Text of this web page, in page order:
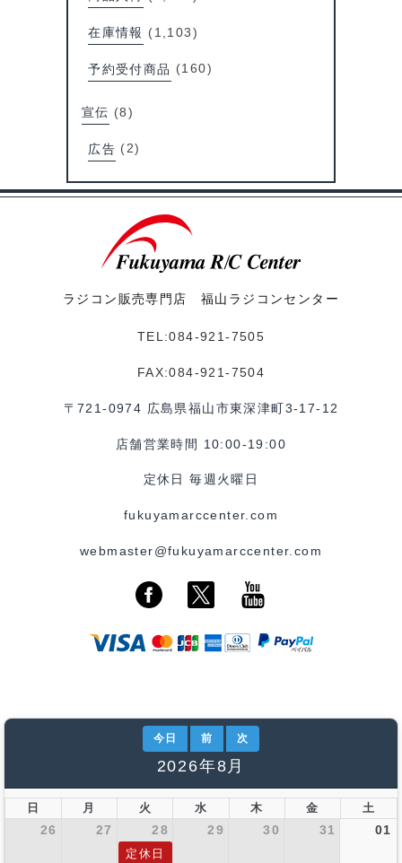
在庫情報 (1,103)
予約受付商品 (160)
宣伝 (8)
広告 (2)
ラジコン販売専門店 福山ラジコンセンター
TEL:084-921-7505
FAX:084-921-7504
〒721-0974 広島県福山市東深津町3-17-12
店舗営業時間 10:00-19:00
定休日 毎週火曜日
fukuyamarccenter.com
webmaster@fukuyamarccenter.com
今日 前 次
2026年8月
日 月 火 水 木 金 土
26 27 28 29 30 31 01
定休日